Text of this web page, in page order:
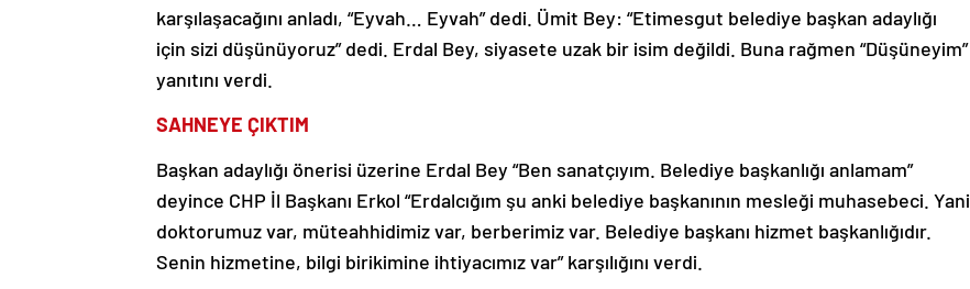
karşılaşacağını anladı, “Eyvah… Eyvah” dedi. Ümit Bey: “Etimesgut belediye başkan adaylığı
için sizi düşünüyoruz” dedi. Erdal Bey, siyasete uzak bir isim değildi. Buna rağmen “Düşüneyim”
yanıtını verdi.
SAHNEYE ÇIKTIM
Başkan adaylığı önerisi üzerine Erdal Bey “Ben sanatçıyım. Belediye başkanlığı anlamam”
deyince CHP İl Başkanı Erkol “Erdalcığım şu anki belediye başkanının mesleği muhasebeci. Yani
doktorumuz var, müteahhidimiz var, berberimiz var. Belediye başkanı hizmet başkanlığıdır.
Senin hizmetine, bilgi birikimine ihtiyacımız var” karşılığını verdi.